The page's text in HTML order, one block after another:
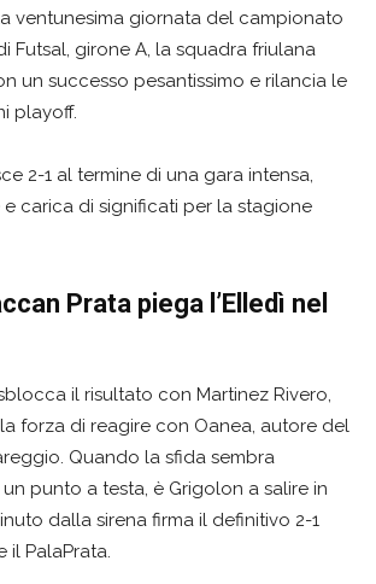
ventunesima giornata del campionato
Futsal, girone A, la squadra friulana
un successo pesantissimo e rilancia le
playoff.
2-1 al termine di una gara intensa,
carica di significati per la stagione
Prata piega l’Elledì nel
il risultato con Martinez Rivero,
la forza di reagire con Oanea, autore del
Quando la sfida sembra
punto a testa, è Grigolon a salire in
dalla sirena firma il definitivo 2-1
il PalaPrata.